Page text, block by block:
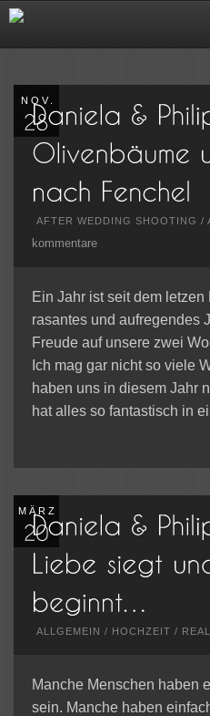
NOV.
AFTER WEDDING SHOOTING /
kommentare
Ein Jahr ist seit dem
rasantes und aufregendes
Freude auf unsere zwei
Ich mag gar nicht so viele
haben uns in diesem Jahr
hat alles so fantastisch in
MÄRZ
ALLGEMEIN / HOCHZEIT /
Manche Menschen haben
sein. Manche haben